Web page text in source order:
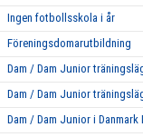
Ingen fotbollsskola i år
Föreningsdomarutbildning
Dam / Dam Junior
Dam / Dam Junior
Dam / Dam Junior i Danmark